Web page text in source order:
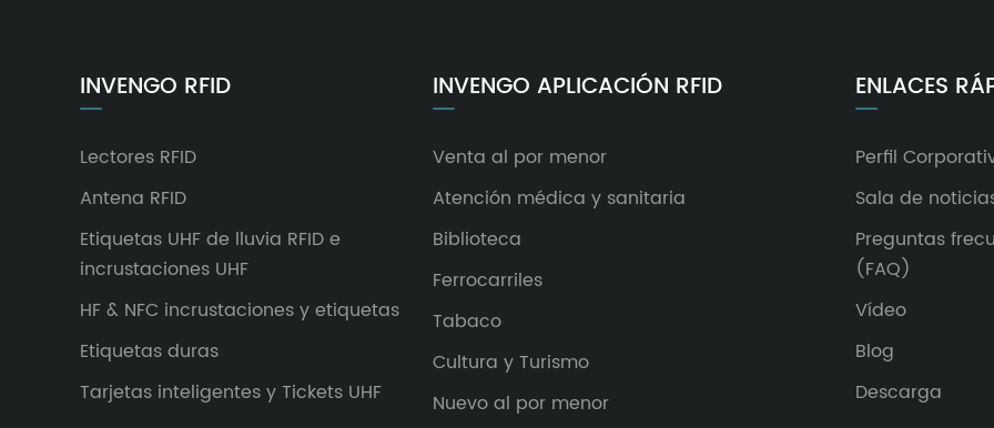
INVENGO RFID
Lectores RFID
Antena RFID
Etiquetas UHF de lluvia RFID e
incrustaciones UHF
HF & NFC incrustaciones y etiquetas
Etiquetas duras
Tarjetas inteligentes y Tickets UHF
INVENGO APLICACIÓN RFID
Venta al por menor
Atención médica y sanitaria
Biblioteca
Ferrocarriles
Tabaco
Cultura y Turismo
Nuevo al por menor
ENLACES
Perfil
Sala de
Preguntas
(FAQ)
Vídeo
Blog
Descarga